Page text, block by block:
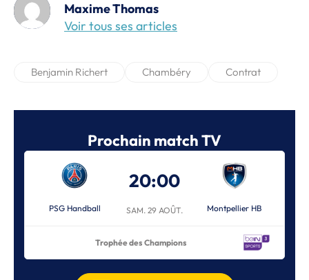
Maxime Thomas
Voir tous ses articles
Benjamin Richert Chambéry Contrat
Prochain match TV
PSG Handball
20:00
SAM. 29 AOÛT. Montpellier HB
Trophée des Champions